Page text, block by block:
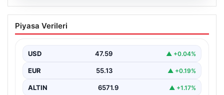
05.08.2026
Süreç yasası teklifi tamamlandı. İşte
madde madde kanun teklifi ve
Piyasa Verileri
USD 47.59 ▲ +0.04%
EUR 55.13 ▲ +0.19%
ALTIN 6571.9 ▲ +1.17%